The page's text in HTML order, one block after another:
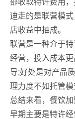
部收取特许费用
迪走的是联营模式
店收益中抽成。
联营是一种介于
经营，投入成本
导;好处是对产品
理力度不如托管模
总结来看，餐饮
早期主要是特许